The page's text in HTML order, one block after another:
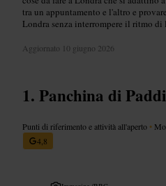
tra un appuntamento e l'altro e
Londra senza interrompere il ritmo di
Aggiornato 10 giugno 2026
Panchina di
Punti di riferimento e attività all'aperto •
4,8